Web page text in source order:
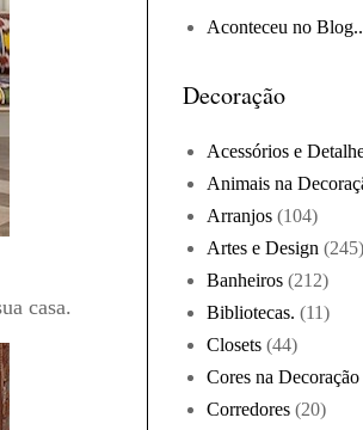
casa.
Aconteceu no
Decoração
Acessórios e
Animais na
Arranjos (104)
Artes e Design (245)
Banheiros (212)
Bibliotecas. (11)
Closets (44)
Cores na Decoração
Corredores (20)